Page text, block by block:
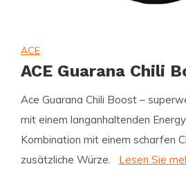
ACE
ACE Guarana Chili
Ace Guarana Chili Boost –
mit einem langanhaltenden
Kombination mit einem scharfen
zusätzliche Würze.
Lesen Sie